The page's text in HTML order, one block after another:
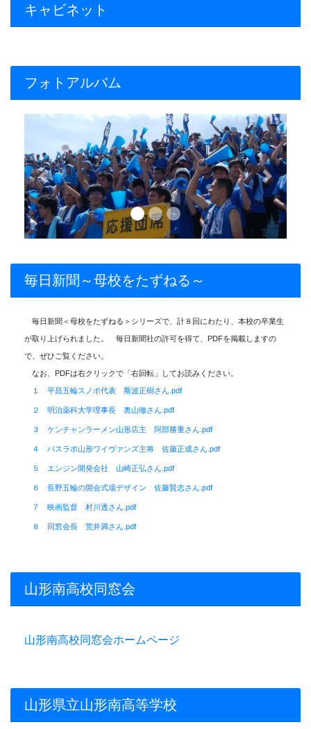
キャビネット
フォトアルバム
Previous Next
毎日新聞～母校をたずねる～
毎日新聞＜母校をたずねる＞シリーズで、計８回にわたり、本校の卒業生
が取り上げられました。 毎日新聞社の許可を得て、PDFを掲載しますの
で、ぜひご覧ください。
なお、PDFは右クリックで「右回転」してお読みください。
１ 平昌五輪スノボ代表 斯波正樹さん.pdf
２ 明治薬科大学理事長 奥山徹さん.pdf
３ ケンチャンラーメン山形店主 阿部勝重さん.pdf
４ パスラボ山形ワイヴァンズ主将 佐藤正成さん.pdf
５ エンジン開発会社 山崎正弘さん.pdf
６ 長野五輪の開会式場デザイン 佐藤賢志さん.pdf
７ 映画監督 村川透さん.pdf
８ 同窓会長 荒井満さん.pdf
山形南高校同窓会
山形南高校同窓会ホームページ
山形県立山形南高等学校